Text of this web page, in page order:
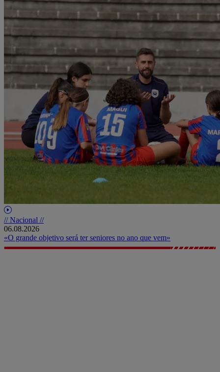
// Nacional //
06.08.2026
«O grande objetivo será ter seniores no ano que vem»